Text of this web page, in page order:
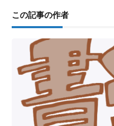
この記事の作者